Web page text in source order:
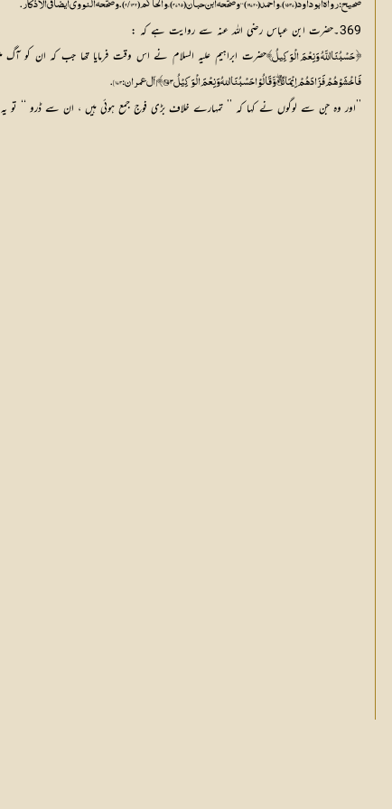
صحيح: رواه أبو داود (1537)، وأحمد (19720)‘‘ وصحّحه ابن حبان (4765)، والحاكم (2/142). وصحّحه النووي أيضا في الأذكار.
369۔حضرت ابن عباس رضی اللہ عنہ سے روایت ہے کہ :
﴿ حَسْبُنَا اللَّهُ وَنِعْمَ الْوَکِيلُ ﴾حضرت ابراہیم علیہ السلام نے اس وقت فرمایا تھا جب کہ ان کو
فَاخْشَوْھُمْ فَزَادَھُمْ اِيْمَانًا۝۰ۤۖ وَّقَالُوْا حَسْبُنَا اللہُ وَنِعْمَ الْوَكِيْلُ۝۱۷۳﴾ [ آل عمران: 173].
’’اور وہ جن سے لوگوں نے کہا کہ ’’ تمہارے خلاف بڑی فوج جمع ہوئی ہیں ، ان سے ڈرو ‘‘ تو